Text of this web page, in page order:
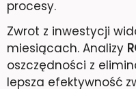
procesy.
Zwrot z inwestycji
miesiącach. Analizy
oszczędności z
lepsza efektywność